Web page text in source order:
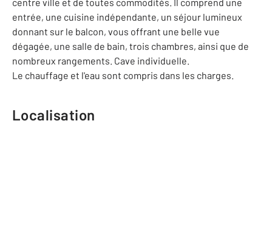
entrée, une cuisine indépendante, un séjour lumineux
donnant sur le balcon, vous offrant une belle vue
dégagée, une salle de bain, trois chambres, ainsi que de
nombreux rangements. Cave individuelle.
Le chauffage et l'eau sont compris dans les charges.
Localisation